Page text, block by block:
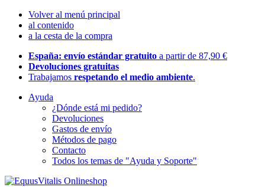
Volver al menú principal
al contenido
a la cesta de la compra
España: envío estándar gratuito a partir de 87,90 €
Devoluciones gratuitas
Trabajamos respetando el medio ambiente.
Ayuda
¿Dónde está mi pedido?
Devoluciones
Gastos de envío
Métodos de pago
Contacto
Todos los temas de "Ayuda y Soporte"